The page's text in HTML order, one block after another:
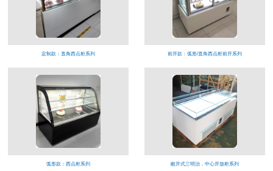
定制款：直角西点柜系列 前开款：弧形/直角西点柜前开系列
弧形款：西点柜系列 敞开式三明治，中心开放柜系列